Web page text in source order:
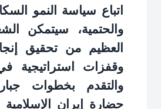
اتباع سياسة النمو
والحتمية، سيتمكن
العظيم من تحقيق
وقفزات استراتيجية
والتقدم بخطوات
حضارة إيران الإسلامية